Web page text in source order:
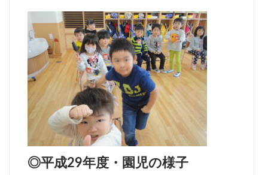
◎平成29年度・園児の様子